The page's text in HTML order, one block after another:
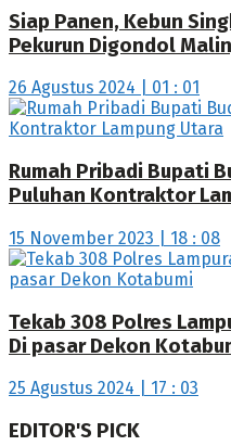
Siap Panen, Kebun
Pekurun Digondol
26 Agustus 2024 | 01 : 01
Rumah Pribadi Bupati
Puluhan Kontraktor
15 November 2023 | 18 : 08
Tekab 308 Polres
Di pasar Dekon
25 Agustus 2024 | 17 : 03
EDITOR'S PICK